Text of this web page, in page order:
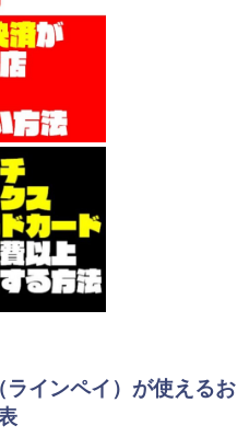
ラインペイ）が使えるお